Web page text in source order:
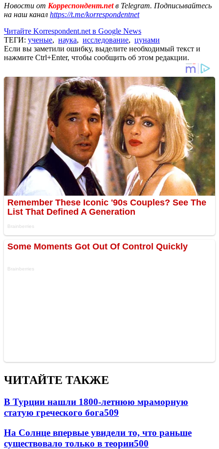
Новости от Корреспондент.netв Telegram. Подписывайтесь
на наш канал https://t.me/korrespondentnet
Читайте Korrespondent.net в Google News
ТЕГИ: ученые, наука, исследование, цунами
Если вы заметили ошибку, выделите необходимый текст и
нажмите Ctrl+Enter, чтобы сообщить об этом редакции.
ЧИТАЙТЕ ТАКЖЕ
В Турции нашли 1800-летнюю мраморную
статую греческого бога509
На Солнце впервые увидели то, что раньше
существовало только в теории500